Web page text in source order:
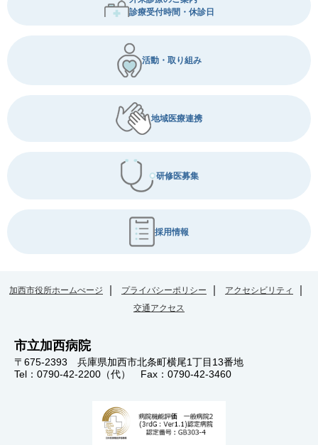
診療受付時間・休診日
活動・取り組み
地域医療連携
研修医募集
採用情報
加西市役所ホームぺージ プライバシーポリシー
アクセシビリティ
交通アクセス
市立加西病院
〒675-2393 兵庫県加西市北条町横尾1丁目13番地
Tel：0790-42-2200（代） Fax：0790-42-3460